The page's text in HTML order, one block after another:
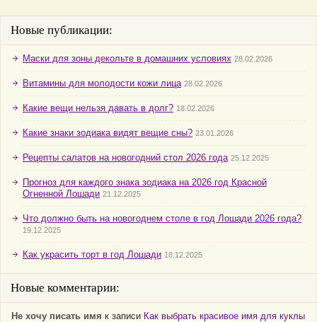
Новые публикации:
Маски для зоны декольте в домашних условиях 28.02.2026
Витамины для молодости кожи лица 28.02.2026
Какие вещи нельзя давать в долг? 18.02.2026
Какие знаки зодиака видят вещие сны? 23.01.2026
Рецепты салатов на новогодний стол 2026 года 25.12.2025
Прогноз для каждого знака зодиака на 2026 год Красной
Огненной Лошади 21.12.2025
Что должно быть на новогоднем столе в год Лошади 2026 года?
19.12.2025
Как украсить торт в год Лошади 18.12.2025
Новые комментарии:
Не хочу писать имя к записи Как выбрать красивое имя для куклы